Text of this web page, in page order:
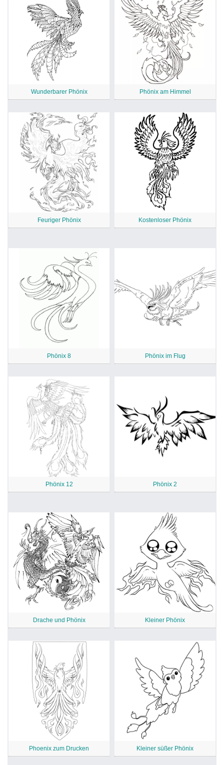
Wunderbarer Phönix Phönix am Himmel
Feuriger Phönix Kostenloser Phönix
Phönix 8 Phönix im Flug
Phönix 12 Phönix 2
Drache und Phönix Kleiner Phönix
Phoenix zum Drucken Kleiner süßer Phönix